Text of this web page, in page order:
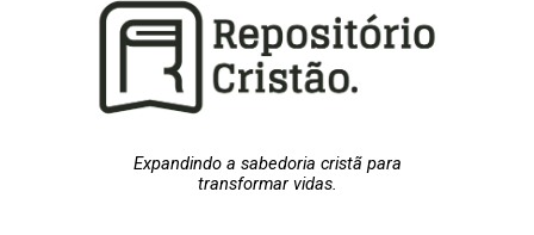
Expandindo a sabedoria cristã para
transformar vidas.